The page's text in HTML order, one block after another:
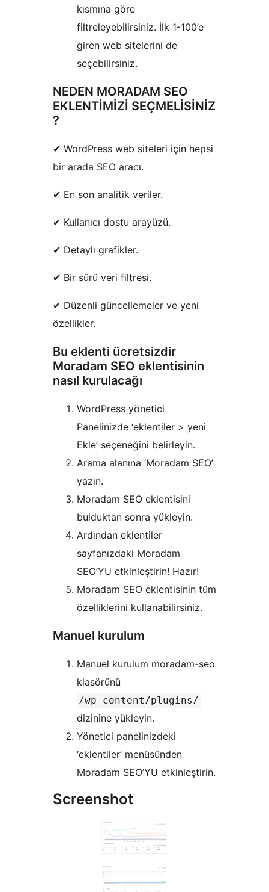
kısmına göre
filtreleyebilirsiniz. İlk 1-100’e
giren web sitelerini de
seçebilirsiniz.
NEDEN MORADAM SEO
EKLENTİMİZİ SEÇMELİSİNİZ
?
✔ WordPress web siteleri için hepsi
bir arada SEO aracı.
✔ En son analitik veriler.
✔ Kullanıcı dostu arayüzü.
✔ Detaylı grafikler.
✔ Bir sürü veri filtresi.
✔ Düzenli güncellemeler ve yeni
özellikler.
Bu eklenti ücretsizdir
Moradam SEO eklentisinin
nasıl kurulacağı
WordPress yönetici
Panelinizde ‘eklentiler > yeni
Ekle’ seçeneğini belirleyin.
Arama alanına ‘Moradam SEO’
yazın.
Moradam SEO eklentisini
bulduktan sonra yükleyin.
Ardından eklentiler
sayfanızdaki Moradam
SEO’YU etkinleştirin! Hazır!
Moradam SEO eklentisinin tüm
özelliklerini kullanabilirsiniz.
Manuel kurulum
Manuel kurulum moradam-seo
klasörünü
/wp-content/plugins/
dizinine yükleyin.
Yönetici panelinizdeki
‘eklentiler’ menüsünden
Moradam SEO’YU etkinleştirin.
Screenshot